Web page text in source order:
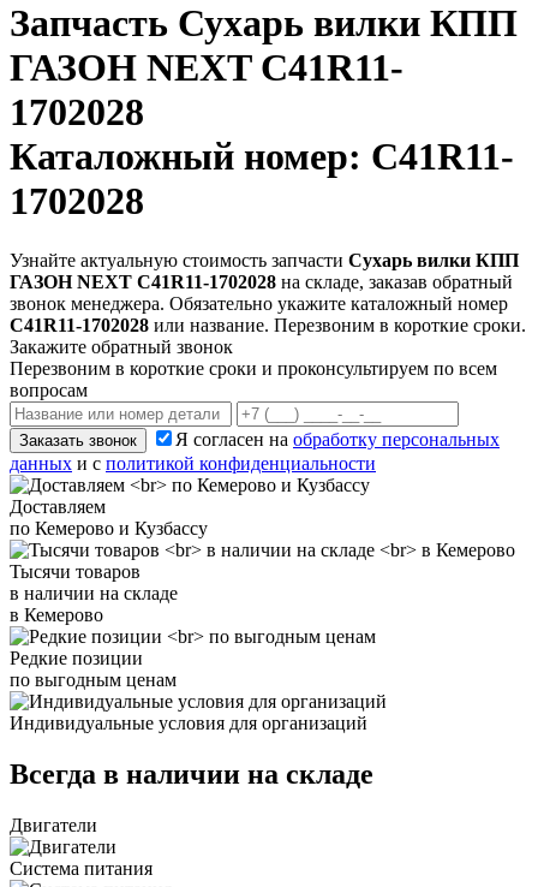
Запчасть Сухарь вилки КПП
ГАЗОН NEXT C41R11-
1702028
Каталожный номер: C41R11-
1702028
Узнайте актуальную стоимость запчасти Сухарь вилки КПП
ГАЗОН NEXT C41R11-1702028 на складе, заказав обратный
звонок менеджера. Обязательно укажите каталожный номер
C41R11-1702028 или название. Перезвоним в короткие сроки.
Закажите обратный звонок
Перезвоним в короткие сроки и проконсультируем по всем
вопросам
Заказать звонок Я согласен на обработку персональных
данных и с политикой конфиденциальности
Доставляем
по Кемерово и Кузбассу
Тысячи товаров
в наличии на складе
в Кемерово
Редкие позиции
по выгодным ценам
Индивидуальные условия для организаций
Всегда в наличии на складе
Двигатели
Система питания